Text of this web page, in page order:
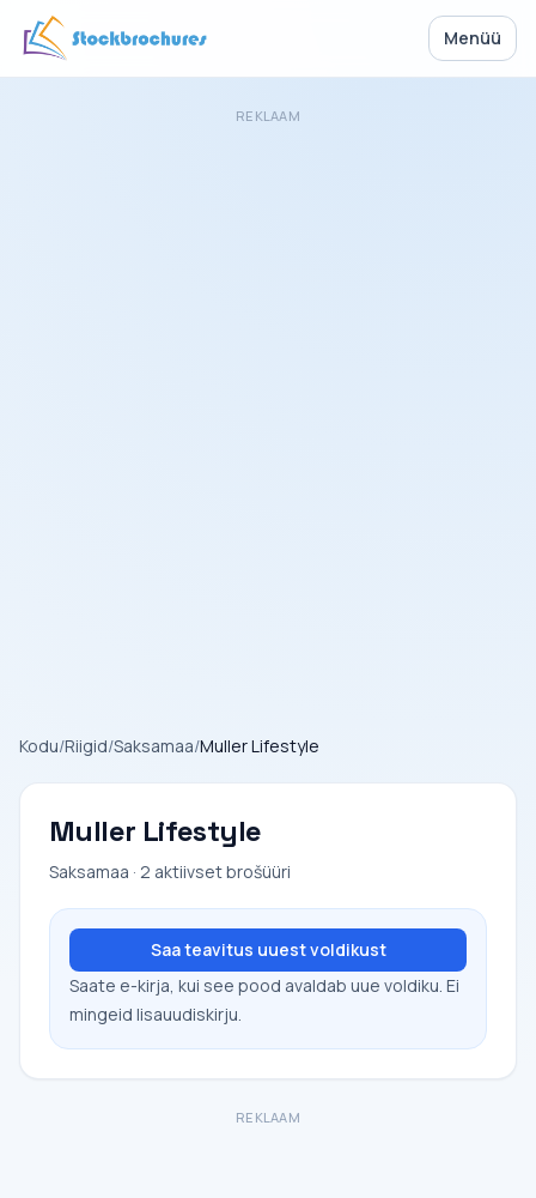
Menüü
REKLAAM
Kodu/Riigid/Saksamaa/Muller Lifestyle
Muller Lifestyle
Saksamaa · 2 aktiivset brošüüri
Saa teavitus uuest voldikust
Saate e-kirja, kui see pood avaldab uue voldiku. Ei
mingeid lisauudiskirju.
REKLAAM